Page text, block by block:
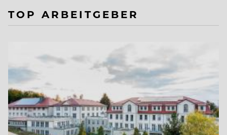
TOP ARBEITGEBER